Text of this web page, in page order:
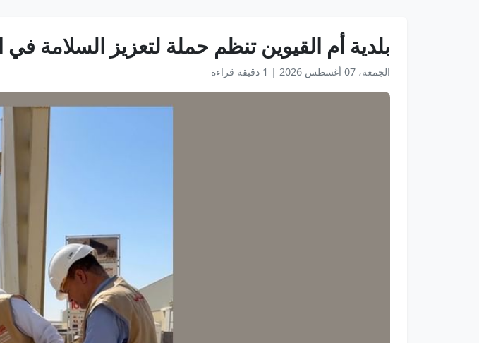
بلدية أم القيوين تنظم حملة لتعزيز السلامة في
الجمعة، 07 أغسطس 2026 | 1 دقيقة قراءة